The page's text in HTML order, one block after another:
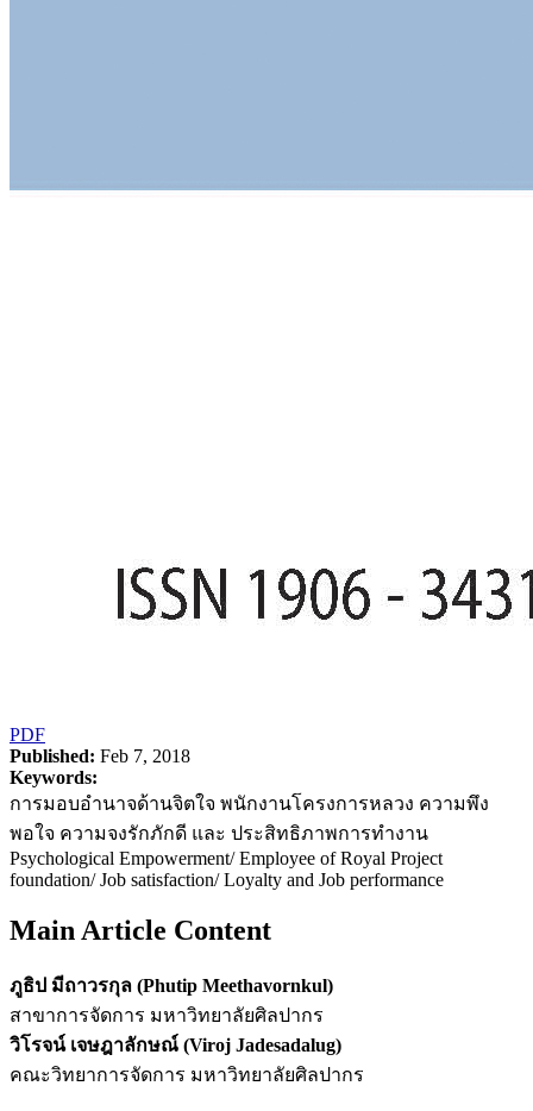
PDF
Published: Feb 7, 2018
Keywords:
การมอบอำนาจด้านจิตใจ พนักงานโครงการหลวง ความพึง
พอใจ ความจงรักภักดี และ ประสิทธิภาพการทำงาน
Psychological Empowerment/ Employee of Royal Project
foundation/ Job satisfaction/ Loyalty and Job performance
Main Article Content
ภูธิป มีถาวรกุล (Phutip Meethavornkul)
สาขาการจัดการ มหาวิทยาลัยศิลปากร
วิโรจน์ เจษฎาลักษณ์ (Viroj Jadesadalug)
คณะวิทยาการจัดการ มหาวิทยาลัยศิลปากร